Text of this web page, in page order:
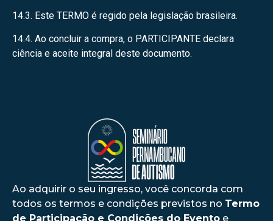
14.3. Este TERMO é regido pela legislação brasileira.
14.4. Ao concluir a compra, o PARTICIPANTE declara
ciência e aceite integral deste documento.
Ao adquirir o seu ingresso, você concorda com
todos os termos e condições previstos no Termo
de Participação e Condições do Evento e